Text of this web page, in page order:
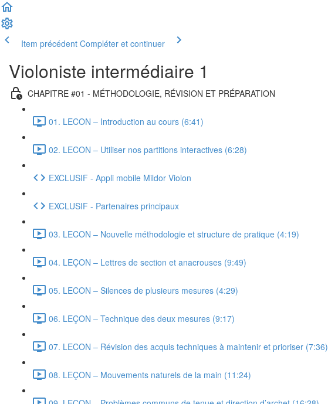
Item précédent Compléter et continuer
Violoniste intermédiaire 1
CHAPITRE #01 - MÉTHODOLOGIE, RÉVISION ET PRÉPARATION
01. LECON – Introduction au cours (6:41)
02. LECON – Utiliser nos partitions interactives (6:28)
EXCLUSIF - Appli mobile Mildor Violon
EXCLUSIF - Partenaires principaux
03. LECON – Nouvelle méthodologie et structure de pratique (4:19)
04. LEÇON – Lettres de section et anacrouses (9:49)
05. LECON – Silences de plusieurs mesures (4:29)
06. LEÇON – Technique des deux mesures (9:17)
07. LECON – Révision des acquis techniques à maintenir et prioriser (7:36)
08. LEÇON – Mouvements naturels de la main (11:24)